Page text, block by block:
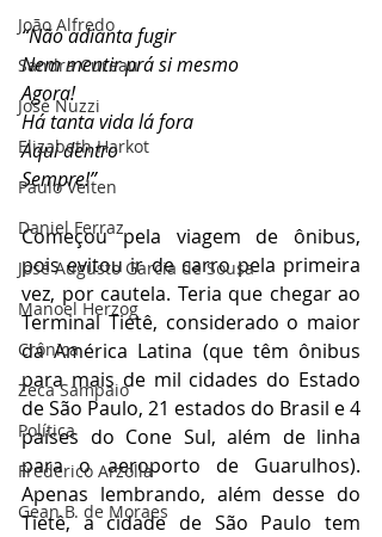
João Alfredo
Sandra Cureau
José Nuzzi
Elizabeth Harkot
Paulo Velten
Daniel Ferraz
José Augusto Garcia de Sousa
Manoel Herzog
Crônica
Zeca Sampaio
Política
Frederico Arzolla
Gean B. de Moraes
“Não adianta fugir
Nem mentir prá si mesmo
Agora!
Há tanta vida lá fora
Aqui dentro
Sempre!”
Começou pela viagem de ônibus,
pois evitou ir de carro pela primeira
vez, por cautela. Teria que chegar ao
Terminal Tietê, considerado o maior
da América Latina (que têm ônibus
para mais de mil cidades do Estado
de São Paulo, 21 estados do Brasil e 4
países do Cone Sul, além de linha
para o aeroporto de Guarulhos).
Apenas lembrando, além desse do
Tietê, a cidade de São Paulo tem